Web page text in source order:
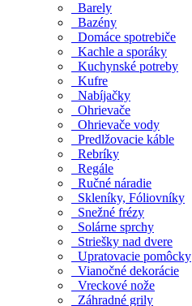
Barely
Bazény
Domáce spotrebiče
Kachle a sporáky
Kuchynské potreby
Kufre
Nabíjačky
Ohrievače
Ohrievače vody
Predlžovacie káble
Rebríky
Regále
Ručné náradie
Skleníky, Fóliovníky
Snežné frézy
Solárne sprchy
Striešky nad dvere
Upratovacie pomôcky
Vianočné dekorácie
Vreckové nože
Záhradné grily